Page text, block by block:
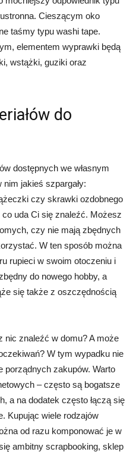
Cieszącym oko
taśmy typu washi tape.
elementem wyprawki będą
wstążki, guziki oraz
do
dostępnych we własnym
jakieś szpargały:
czy skrawki ozdobnego
uda Ci się znaleźć. Możesz
czy nie mają zbędnych
W ten sposób można
rupieci w swoim otoczeniu i
do nowego hobby, a
się także z oszczędnością
nic znaleźć w domu? A może
W tym wypadku nie
porządnych zakupów. Warto
– często są bogatsze
a na dodatek często łączą się
Kupując wiele rodzajów
od razu komponować je w
ambitny scrapbooking, sklep